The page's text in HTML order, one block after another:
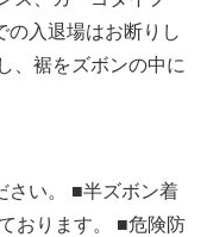
の入退場はお断りし
、裾をズボンの中に
さい。 ■半ズボン着
おります。 ■危険防